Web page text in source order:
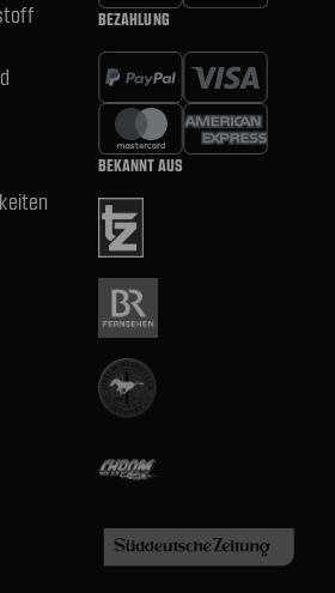
BEZAHLUNG
BEKANNT AUS